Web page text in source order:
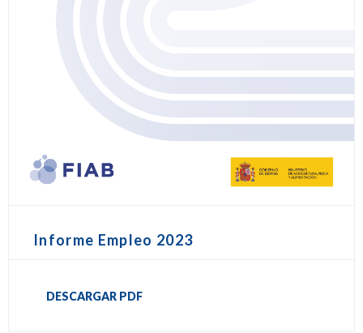
Informe Empleo 2023
DESCARGAR PDF